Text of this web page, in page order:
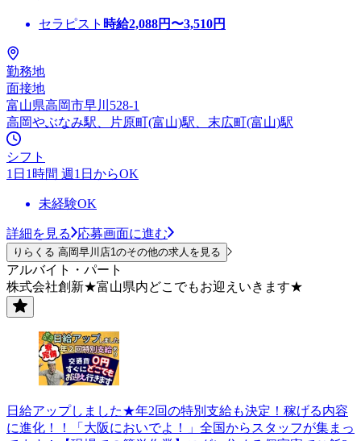
セラピスト 時給2,088円〜3,510円
勤務地
面接地
富山県高岡市早川528-1
高岡やぶなみ駅、片原町(富山)駅、末広町(富山)駅
シフト
1日1時間 週1日からOK
未経験OK
詳細を見る 応募画面に進む
りらくる 高岡早川店1のその他の求人を見る
アルバイト・パート
株式会社創新★富山県内どこでもお迎えいきます★
日給アップしました★年2回の特別支給も決定！稼げる内容
に進化！！「大阪においでよ！」全国からスタッフが集まっ